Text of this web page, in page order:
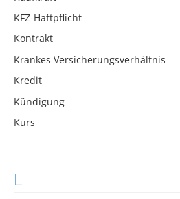
KFZ-Haftpflicht
Kontrakt
Krankes Versicherungsverhältnis
Kredit
Kündigung
Kurs
L